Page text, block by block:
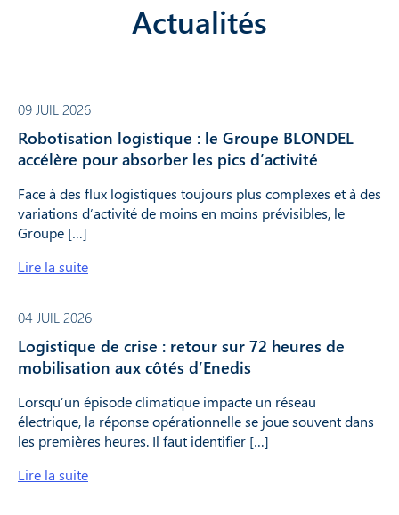
Actualités
09 JUIL 2026
Robotisation logistique : le Groupe BLONDEL
accélère pour absorber les pics d’activité
Face à des flux logistiques toujours plus complexes et à des
variations d’activité de moins en moins prévisibles, le
Groupe […]
Lire la suite
04 JUIL 2026
Logistique de crise : retour sur 72 heures de
mobilisation aux côtés d’Enedis
Lorsqu’un épisode climatique impacte un réseau
électrique, la réponse opérationnelle se joue souvent dans
les premières heures. Il faut identifier […]
Lire la suite